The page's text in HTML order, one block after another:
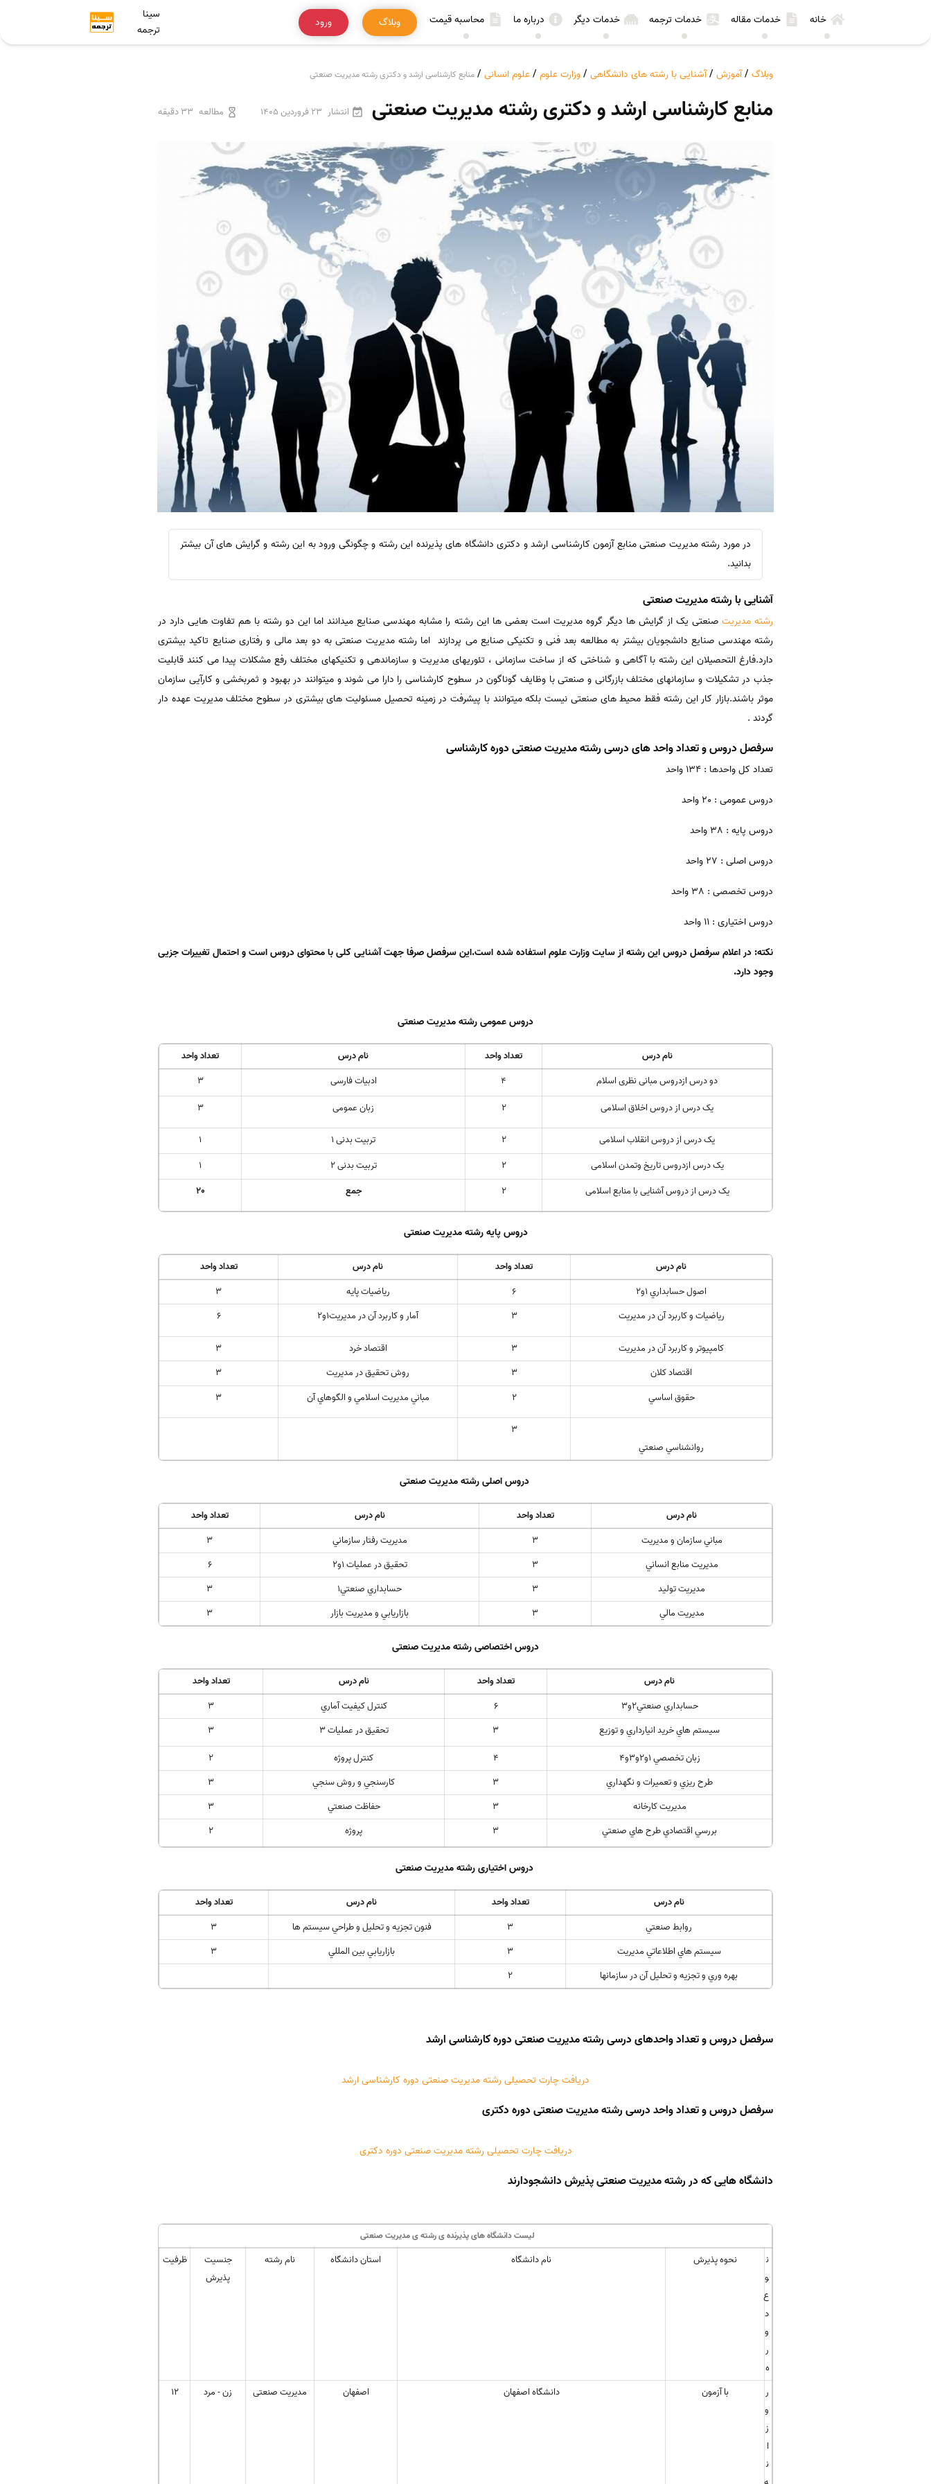
خانه خدمات مقاله خدمات ترجمه خدمات دیگر درباره ما محاسبه قیمت وبلاگ ورود
سینا
ترجمه
وبلاگ /آموزش /آشنایی با رشته های دانشگاهی /وزارت علوم /علوم انسانی / منابع کارشناسی ارشد و دکتری رشته مدیریت صنعتی
منابع کارشناسی ارشد و دکتری رشته مدیریت صنعتی انتشار 23 فروردین 1405 مطالعه 33 دقیقه
در مورد رشته مدیریت صنعتی منابع آزمون کارشناسی ارشد و دکتری دانشگاه های پذیرنده این رشته و چگونگی ورود به این رشته و گرایش های آن بیشتر
بدانید.
آشنایی با رشته مدیریت صنعتی
رشته مدیریت صنعتی یک از گرایش ها دیگر گروه مدیریت است بعضی ها این رشته را مشابه مهندسی صنایع میدانند اما این دو رشته با هم تفاوت هایی دارد در
رشته مهندسی صنایع دانشجویان بیشتر به مطالعه بعد فنی و تکنیکی صنایع می پردازند اما رشته مدیریت صنعتی به دو بعد مالی و رفتاری صنایع تاکید بیشتری
دارد.فارغ التحصیلان این رشته با آگاهی و شناختی که از ساخت سازمانی ، تئوریهای مدیریت و سازماندهی و تکنیکهای مختلف رفع مشکلات پیدا می کنند قابلیت
جذب در تشکیلات و سازمانهای مختلف بازرگانی و صنعتی با وظایف گوناگون در سطوح کارشناسی را دارا می شوند و میتوانند در بهبود و ثمربخشی و کارآیی سازمان
موثر باشند.بازار کار این رشته فقط محیط های صنعتی نیست بلکه میتوانند با پیشرفت در زمینه تحصیل مسئولیت های بیشتری در سطوح مختلف مدیریت عهده دار
گردند .
سرفصل دروس و تعداد واحد های درسی رشته مدیریت صنعتی دوره کارشناسی
تعداد کل واحدها : 134 واحد
دروس عمومی : 20 واحد
دروس پایه : 38 واحد
دروس اصلی : 27 واحد
دروس تخصصی : 38 واحد
دروس اختیاری : 11 واحد
نکته: در اعلام سرفصل دروس این رشته از سایت وزارت علوم استفاده شده است.این سرفصل صرفا جهت آشنایی کلی با محتوای دروس است و احتمال تغییرات جزیی
وجود دارد.
دروس عمومی رشته مدیریت صنعتی
نام درس تعداد واحد نام درس
تعداد واحد
دو درس ازدروس مبانی نظری اسلام
4 ادبیات فارسی
3
یک درس از دروس اخلاق اسلامی
2 زبان عمومی 3
یک درس از دروس انقلاب اسلامی 2 تربیت بدنی 1
1
یک درس ازدروس تاریخ وتمدن اسلامی
2 تربیت بدنی 2
1
یک درس از دروس آشنایی با منابع اسلامی
2 جمع 20
دروس پایه رشته مدیریت صنعتی
نام درس تعداد واحد نام درس
تعداد واحد
اصول حسابداري 1و2
6 رياضيات پايه
3
رياضيات و كاربرد آن در مديريت
3 آمار و كاربرد آن در مديريت1و2 6
كامپيوتر و كاربرد آن در مديريت 3 اقتصاد خرد
3
اقتصاد كلان
3 روش تحقيق در مديريت
3
حقوق اساسي
2 مباني مديريت اسلامي و الگوهاي آن 3
روانشناسي صنعتي
3
دروس اصلی رشته مدیریت صنعتی
نام درس تعداد واحد نام درس
تعداد واحد
مباني سازمان و مديريت
3 مديريت رفتار سازماني
3
مديريت منابع انساني
3 تحقيق در عمليات 1و2
6
مديريت توليد
3 حسابداري صنعتي1
3
مديريت مالي
3 بازاريابي و مديريت بازار 3
دروس اختصاصی رشته مدیریت صنعتی
نام درس تعداد واحد نام درس
تعداد واحد
حسابداري صنعتي2و3
6 كنترل كيفيت آماري
3
سيستم هاي خريد انيارداري و توزيع
3 تحقيق در عمليات 3
3
زبان تخصصي 1و2و3و4
4 كنترل پروژه
2
طرح ريزي و تعميرات و نگهداري
3 كارسنجي و روش سنجي
3
مديريت كارخانه
3 حفاظت صنعتي
3
بررسي اقتصادي طرح هاي صنعتي
3 پروژه 2
دروس اختیاری رشته مدیریت صنعتی
نام درس تعداد واحد نام درس
تعداد واحد
روابط صنعتي
3 فنون تجزيه و تحليل و طراحي سيستم ها
3
سيستم هاي اطلاعاتي مديريت
3 بازاريابي بين المللي
3
بهره وري و تجزيه و تحليل آن در سازمانها
2
سرفصل دروس و تعداد واحدهای درسی رشته مدیریت صنعتی دوره کارشناسی ارشد
دریافت چارت تحصیلی رشته مدیریت صنعتی دوره کارشناسی ارشد
سرفصل دروس و تعداد واحد درسی رشته مدیریت صنعتی دوره دکتری
دریافت چارت تحصیلی رشته مدیریت صنعتی دوره دکتری
دانشگاه هایی که در رشته مدیریت صنعتی پذیرش دانشجودارند
لیست دانشگاه های پذیرنده ی رشته ی مدیریت صنعتی
ن
و
ع
د
و
ر
ه
نحوه پذیرش نام دانشگاه استان دانشگاه نام رشته
جنسیت
پذیرش
ظرفیت
ر
و
ز
ا
ن
با آزمون دانشگاه اصفهان اصفهان مدیریت صنعتی زن - مرد 12